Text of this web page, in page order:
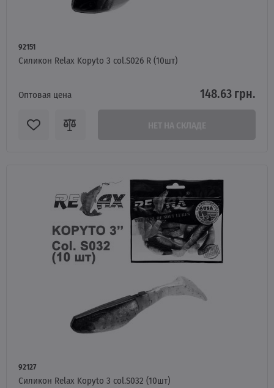
92151
Силикон Relax Kopyto 3 col.S026 R (10шт)
Оптовая цена 148.63 грн.
92127
Силикон Relax Kopyto 3 col.S032 (10шт)